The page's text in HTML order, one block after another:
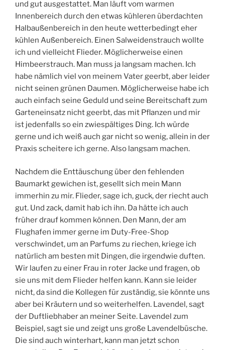
und gut ausgestattet. Man läuft vom warmen
Innenbereich durch den etwas kühleren überdachten
Halbaußenbereich in den heute wetterbedingt eher
kühlen Außenbereich. Einen Salweidenstrauch wollte
ich und vielleicht Flieder. Möglicherweise einen
Himbeerstrauch. Man muss ja langsam machen. Ich
habe nämlich viel von meinem Vater geerbt, aber leider
nicht seinen grünen Daumen. Möglicherweise habe ich
auch einfach seine Geduld und seine Bereitschaft zum
Garteneinsatz nicht geerbt, das mit Pflanzen und mir
ist jedenfalls so ein zwiespältiges Ding. Ich würde
gerne und ich weiß auch gar nicht so wenig, allein in der
Praxis scheitere ich gerne. Also langsam machen.
Nachdem die Enttäuschung über den fehlenden
Baumarkt gewichen ist, gesellt sich mein Mann
immerhin zu mir. Flieder, sage ich, guck, der riecht auch
gut. Und zack, damit hab ich ihn. Da hätte ich auch
früher drauf kommen können. Den Mann, der am
Flughafen immer gerne im Duty-Free-Shop
verschwindet, um an Parfums zu riechen, kriege ich
natürlich am besten mit Dingen, die irgendwie duften.
Wir laufen zu einer Frau in roter Jacke und fragen, ob
sie uns mit dem Flieder helfen kann. Kann sie leider
nicht, da sind die Kollegen für zuständig, sie könnte uns
aber bei Kräutern und so weiterhelfen. Lavendel, sagt
der Duftliebhaber an meiner Seite. Lavendel zum
Beispiel, sagt sie und zeigt uns große Lavendelbüsche.
Die sind auch winterhart, kann man jetzt schon